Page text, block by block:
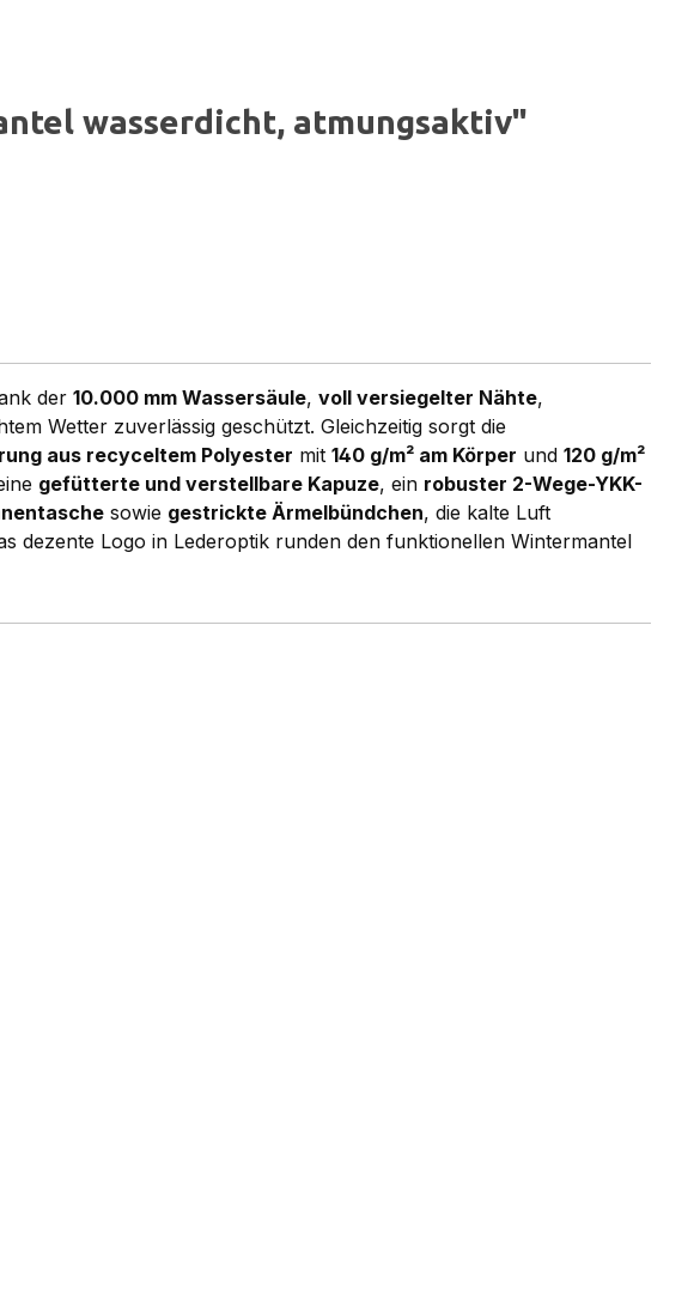
wasserdicht, atmungsaktiv"
der 10.000 mm Wassersäule, voll versiegelter Nähte,
Wetter zuverlässig geschützt. Gleichzeitig sorgt die
aus recyceltem Polyester mit 140 g/m² am Körper und 120 g/m²
gefütterte und verstellbare Kapuze, ein robuster 2-Wege-YKK-
sowie gestrickte Ärmelbündchen, die kalte Luft
dezente Logo in Lederoptik runden den funktionellen Wintermantel